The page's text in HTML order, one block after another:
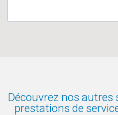
Découvrez nos
prestations de